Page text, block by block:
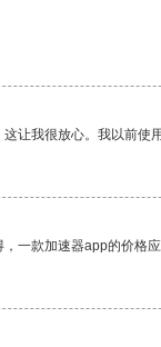
让我很放心。我以前使
一款加速器app的价格